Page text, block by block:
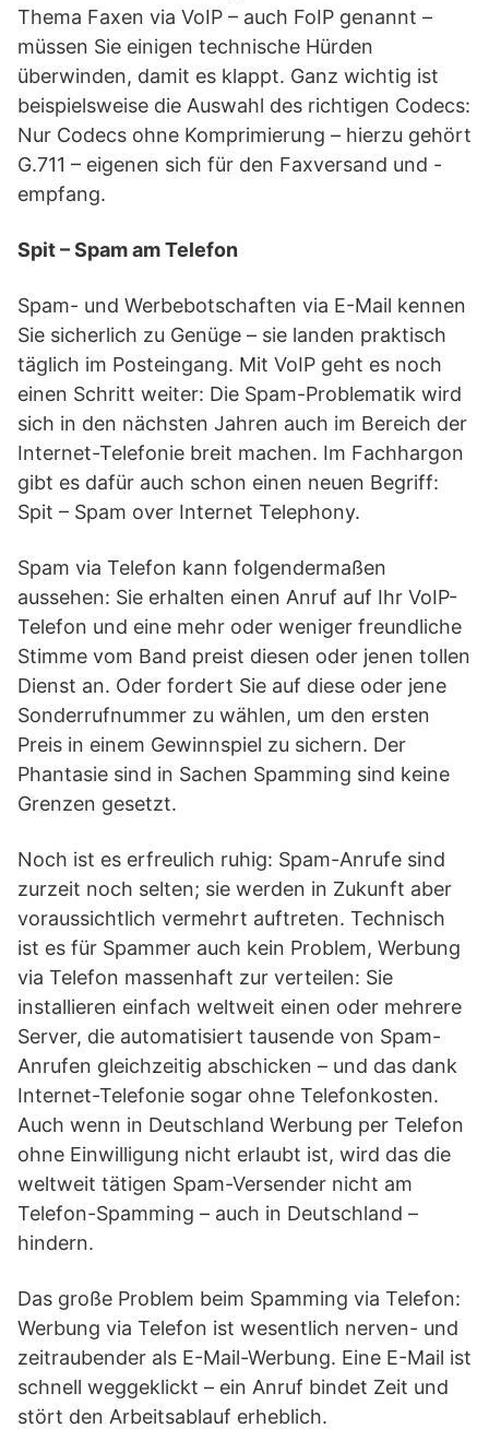
Thema Faxen via VoIP – auch FoIP genannt –
müssen Sie einigen technische Hürden
überwinden, damit es klappt. Ganz wichtig ist
beispielsweise die Auswahl des richtigen Codecs:
Nur Codecs ohne Komprimierung – hierzu gehört
G.711 – eigenen sich für den Faxversand und -
empfang.
Spit – Spam am Telefon
Spam- und Werbebotschaften via E-Mail kennen
Sie sicherlich zu Genüge – sie landen praktisch
täglich im Posteingang. Mit VoIP geht es noch
einen Schritt weiter: Die Spam-Problematik wird
sich in den nächsten Jahren auch im Bereich der
Internet-Telefonie breit machen. Im Fachhargon
gibt es dafür auch schon einen neuen Begriff:
Spit – Spam over Internet Telephony.
Spam via Telefon kann folgendermaßen
aussehen: Sie erhalten einen Anruf auf Ihr VoIP-
Telefon und eine mehr oder weniger freundliche
Stimme vom Band preist diesen oder jenen tollen
Dienst an. Oder fordert Sie auf diese oder jene
Sonderrufnummer zu wählen, um den ersten
Preis in einem Gewinnspiel zu sichern. Der
Phantasie sind in Sachen Spamming sind keine
Grenzen gesetzt.
Noch ist es erfreulich ruhig: Spam-Anrufe sind
zurzeit noch selten; sie werden in Zukunft aber
voraussichtlich vermehrt auftreten. Technisch
ist es für Spammer auch kein Problem, Werbung
via Telefon massenhaft zur verteilen: Sie
installieren einfach weltweit einen oder mehrere
Server, die automatisiert tausende von Spam-
Anrufen gleichzeitig abschicken – und das dank
Internet-Telefonie sogar ohne Telefonkosten.
Auch wenn in Deutschland Werbung per Telefon
ohne Einwilligung nicht erlaubt ist, wird das die
weltweit tätigen Spam-Versender nicht am
Telefon-Spamming – auch in Deutschland –
hindern.
Das große Problem beim Spamming via Telefon:
Werbung via Telefon ist wesentlich nerven- und
zeitraubender als E-Mail-Werbung. Eine E-Mail ist
schnell weggeklickt – ein Anruf bindet Zeit und
stört den Arbeitsablauf erheblich.